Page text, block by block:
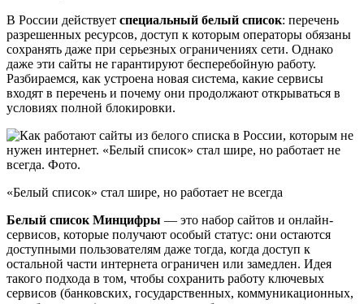
В России действует специальный белый список: перечень
разрешенных ресурсов, доступ к которым операторы обязаны
сохранять даже при серьезных ограничениях сети. Однако
даже эти сайты не гарантируют бесперебойную работу.
Разбираемся, как устроена новая система, какие сервисы
входят в перечень и почему они продолжают открываться в
условиях полной блокировки.
«Белый список» стал шире, но работает не всегда
Белый список Минцифры — это набор сайтов и онлайн-
сервисов, которые получают особый статус: они остаются
доступными пользователям даже тогда, когда доступ к
остальной части интернета ограничен или замедлен. Идея
такого подхода в том, чтобы сохранить работу ключевых
сервисов (банковских, государственных, коммуникационных,